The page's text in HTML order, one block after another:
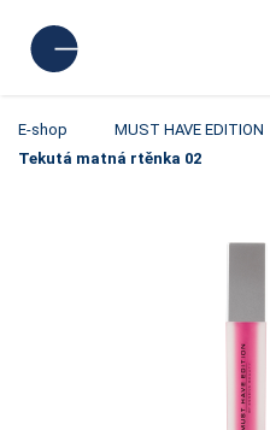
E-shop MUST HAVE EDITION
Tekutá matná rtěnka 02